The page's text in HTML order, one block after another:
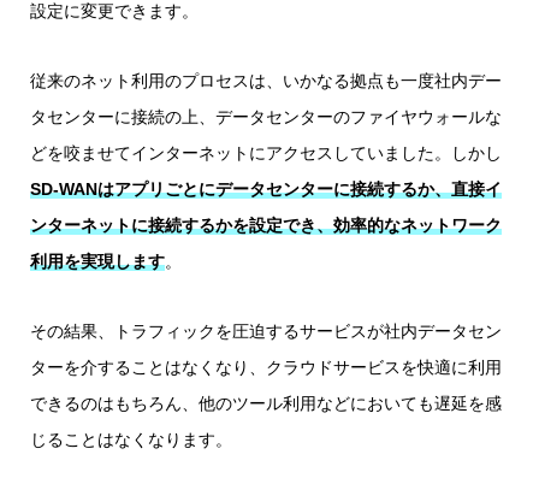
設定に変更できます。
従来のネット利用のプロセスは、いかなる拠点も一度社内デー
タセンターに接続の上、データセンターのファイヤウォールな
どを咬ませてインターネットにアクセスしていました。しかし
SD-WANはアプリごとにデータセンターに接続するか、直接イ
ンターネットに接続するかを設定でき、効率的なネットワーク
利用を実現します。
その結果、トラフィックを圧迫するサービスが社内データセン
ターを介することはなくなり、クラウドサービスを快適に利用
できるのはもちろん、他のツール利用などにおいても遅延を感
じることはなくなります。